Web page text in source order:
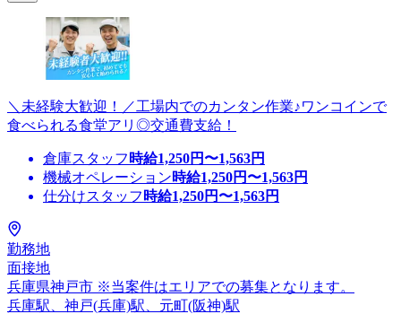
＼未経験大歓迎！／工場内でのカンタン作業♪ワンコインで
食べられる食堂アリ◎交通費支給！
倉庫スタッフ 時給1,250円〜1,563円
機械オペレーション時給1,250円〜1,563円
仕分けスタッフ 時給1,250円〜1,563円
勤務地
面接地
兵庫県神戸市 ※当案件はエリアでの募集となります。
兵庫駅、神戸(兵庫)駅、元町(阪神)駅